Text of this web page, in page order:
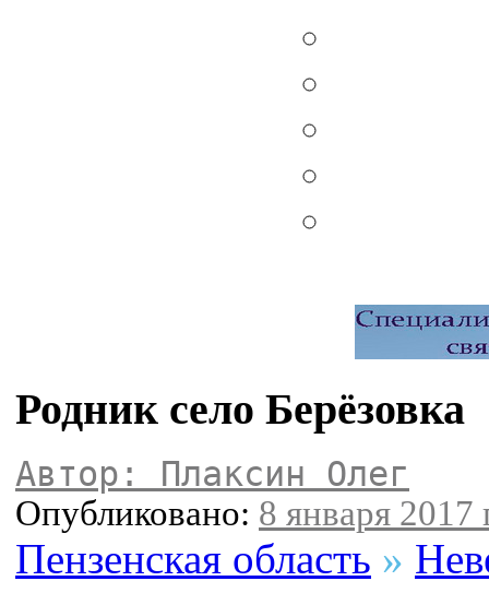
Родник село Берёзовка
Автор: Плаксин Олег
Опубликовано: 8 января 2017
Пензенская область »